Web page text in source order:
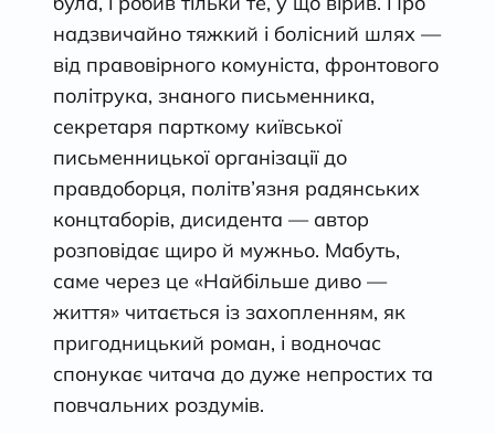
надзвичайно тяжкий і болісний шлях —
від правовірного комуніста, фронтового
політрука, знаного письменника,
секретаря парткому київської
письменницької організації до
правдоборця, політв’язня радянських
концтаборів, дисидента — автор
розповідає щиро й мужньо. Мабуть,
саме через це «Найбільше диво —
життя» читається із захопленням, як
пригодницький роман, і водночас
спонукає читача до дуже непростих та
повчальних роздумів.